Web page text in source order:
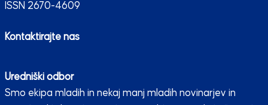
ISSN 2670-4609
Kontaktirajte nas
Uredniški odbor
Smo ekipa mladih in nekaj manj mladih novinarjev in